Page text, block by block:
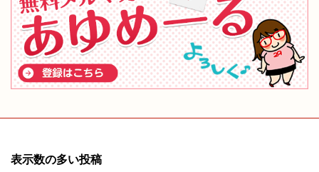
表示数の多い投稿